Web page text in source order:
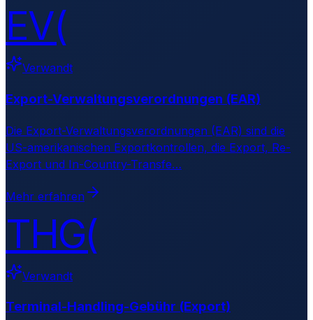
EV(
Verwandt
Export-Verwaltungsverordnungen (EAR)
Die Export-Verwaltungsverordnungen (EAR) sind die
US-amerikanischen Exportkontrollen, die Export, Re-
Export und In-Country-Transfe…
Mehr erfahren
THG(
Verwandt
Terminal-Handling-Gebühr (Export)